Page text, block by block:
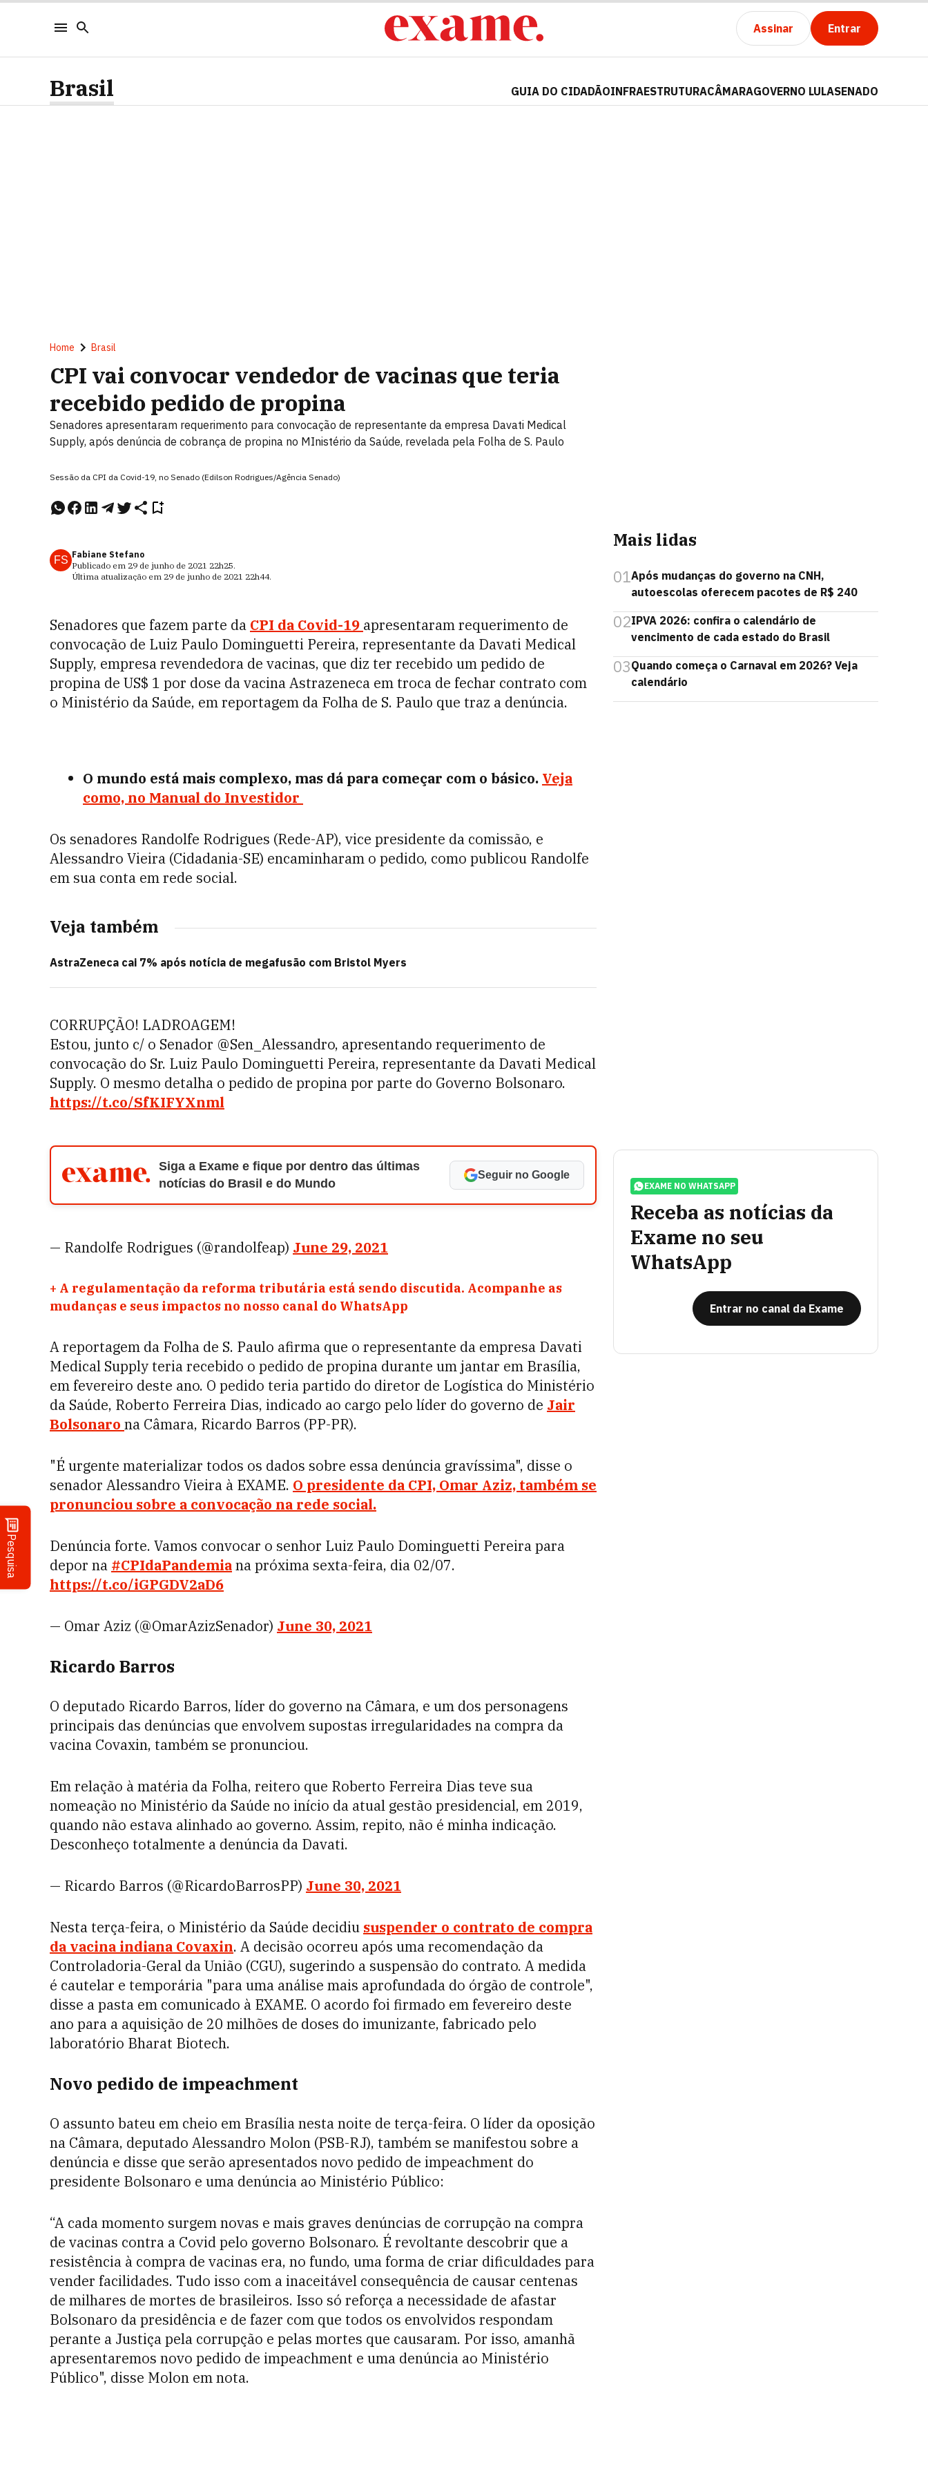
Assinar Entrar
Pesquisa
Brasil GUIA DO CIDADÃOINFRAESTRUTURACÂMARAGOVERNO LULASENADO
Home Brasil
CPI vai convocar vendedor de vacinas que teria
recebido pedido de propina
Senadores apresentaram requerimento para convocação de representante da empresa Davati Medical
Supply, após denúncia de cobrança de propina no MInistério da Saúde, revelada pela Folha de S. Paulo
Sessão da CPI da Covid-19, no Senado (Edilson Rodrigues/Agência Senado)
FS Fabiane Stefano
Publicado em 29 de junho de 2021 22h25.
Última atualização em 29 de junho de 2021 22h44.
Senadores que fazem parte da CPI da Covid-19 apresentaram requerimento de
convocação de Luiz Paulo Dominguetti Pereira, representante da Davati Medical
Supply, empresa revendedora de vacinas, que diz ter recebido um pedido de
propina de US$ 1 por dose da vacina Astrazeneca em troca de fechar contrato com
o Ministério da Saúde, em reportagem da Folha de S. Paulo que traz a denúncia.
O mundo está mais complexo, mas dá para começar com o básico. Veja
como, no Manual do Investidor
Os senadores Randolfe Rodrigues (Rede-AP), vice presidente da comissão, e
Alessandro Vieira (Cidadania-SE) encaminharam o pedido, como publicou Randolfe
em sua conta em rede social.
Veja também
AstraZeneca cai 7% após notícia de megafusão com Bristol Myers
CORRUPÇÃO! LADROAGEM!
Estou, junto c/ o Senador @Sen_Alessandro, apresentando requerimento de
convocação do Sr. Luiz Paulo Dominguetti Pereira, representante da Davati Medical
Supply. O mesmo detalha o pedido de propina por parte do Governo Bolsonaro.
https://t.co/SfKIFYXnml
Siga a Exame e fique por dentro das últimas
notícias do Brasil e do Mundo
Seguir no Google
— Randolfe Rodrigues (@randolfeap) June 29, 2021
+ A regulamentação da reforma tributária está sendo discutida. Acompanhe as
mudanças e seus impactos no nosso canal do WhatsApp
A reportagem da Folha de S. Paulo afirma que o representante da empresa Davati
Medical Supply teria recebido o pedido de propina durante um jantar em Brasília,
em fevereiro deste ano. O pedido teria partido do diretor de Logística do Ministério
da Saúde, Roberto Ferreira Dias, indicado ao cargo pelo líder do governo de Jair
Bolsonaro na Câmara, Ricardo Barros (PP-PR).
"É urgente materializar todos os dados sobre essa denúncia gravíssima", disse o
senador Alessandro Vieira à EXAME. O presidente da CPI, Omar Aziz, também se
pronunciou sobre a convocação na rede social.
Denúncia forte. Vamos convocar o senhor Luiz Paulo Dominguetti Pereira para
depor na #CPIdaPandemiana próxima sexta-feira, dia 02/07.
https://t.co/iGPGDV2aD6
— Omar Aziz (@OmarAzizSenador) June 30, 2021
Ricardo Barros
O deputado Ricardo Barros, líder do governo na Câmara, e um dos personagens
principais das denúncias que envolvem supostas irregularidades na compra da
vacina Covaxin, também se pronunciou.
Em relação à matéria da Folha, reitero que Roberto Ferreira Dias teve sua
nomeação no Ministério da Saúde no início da atual gestão presidencial, em 2019,
quando não estava alinhado ao governo. Assim, repito, não é minha indicação.
Desconheço totalmente a denúncia da Davati.
— Ricardo Barros (@RicardoBarrosPP) June 30, 2021
Nesta terça-feira, o Ministério da Saúde decidiu suspender o contrato de compra
da vacina indiana Covaxin. A decisão ocorreu após uma recomendação da
Controladoria-Geral da União (CGU), sugerindo a suspensão do contrato. A medida
é cautelar e temporária "para uma análise mais aprofundada do órgão de controle",
disse a pasta em comunicado à EXAME. O acordo foi firmado em fevereiro deste
ano para a aquisição de 20 milhões de doses do imunizante, fabricado pelo
laboratório Bharat Biotech.
Novo pedido de impeachment
O assunto bateu em cheio em Brasília nesta noite de terça-feira. O líder da oposição
na Câmara, deputado Alessandro Molon (PSB-RJ), também se manifestou sobre a
denúncia e disse que serão apresentados novo pedido de impeachment do
presidente Bolsonaro e uma denúncia ao Ministério Público:
“A cada momento surgem novas e mais graves denúncias de corrupção na compra
de vacinas contra a Covid pelo governo Bolsonaro. É revoltante descobrir que a
resistência à compra de vacinas era, no fundo, uma forma de criar dificuldades para
vender facilidades. Tudo isso com a inaceitável consequência de causar centenas
de milhares de mortes de brasileiros. Isso só reforça a necessidade de afastar
Bolsonaro da presidência e de fazer com que todos os envolvidos respondam
perante a Justiça pela corrupção e pelas mortes que causaram. Por isso, amanhã
apresentaremos novo pedido de impeachment e uma denúncia ao Ministério
Público", disse Molon em nota.
Mais lidas
01Após mudanças do governo na CNH,
autoescolas oferecem pacotes de R$ 240
02IPVA 2026: confira o calendário de
vencimento de cada estado do Brasil
03Quando começa o Carnaval em 2026? Veja
calendário
EXAME NO WHATSAPP
Receba as notícias da
Exame no seu
WhatsApp
Entrar no canal da Exame